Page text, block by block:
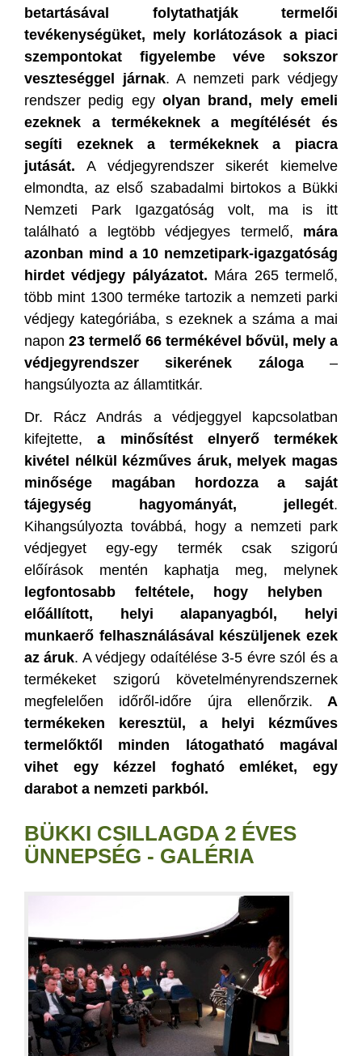
betartásával folytathatják termelői
tevékenységüket, mely korlátozások a piaci
szempontokat figyelembe véve sokszor
veszteséggel járnak. A nemzeti park védjegy
rendszer pedig egyolyan brand, mely emeli
ezeknek a termékeknek a megítélését és
segíti ezeknek a termékeknek a piacra
jutását. A védjegyrendszer sikerét kiemelve
elmondta, az első szabadalmi birtokos a Bükki
Nemzeti Park Igazgatóság volt, ma is itt
található a legtöbb védjegyes termelő, mára
azonban mind a 10 nemzetipark-igazgatóság
hirdet védjegy pályázatot. Mára 265 termelő,
több mint 1300 terméke tartozik a nemzeti parki
védjegy kategóriába, s ezeknek a száma a mai
napon 23 termelő 66 termékével bővül, mely a
védjegyrendszer sikerének záloga–
hangsúlyozta az államtitkár.
Dr. Rácz András a védjeggyel kapcsolatban
kifejtette, a minősítést elnyerő termékek
kivétel nélkül kézműves áruk, melyek magas
minősége magában hordozza a saját
tájegység hagyományát, jellegét.
Kihangsúlyozta továbbá, hogy a nemzeti park
védjegyet egy-egy termék csak szigorú
előírások mentén kaphatja meg, melynek
legfontosabb feltétele, hogy helyben
előállított, helyi alapanyagból, helyi
munkaerő felhasználásával készüljenek ezek
az áruk. A védjegy odaítélése 3-5 évre szól és a
termékeket szigorú követelményrendszernek
megfelelően időről-időre újra ellenőrzik. A
termékeken keresztül, a helyi kézműves
termelőktől minden látogatható magával
vihet egy kézzel fogható emléket, egy
darabot a nemzeti parkból.
BÜKKI CSILLAGDA 2 ÉVES
ÜNNEPSÉG - GALÉRIA